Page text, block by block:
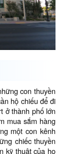
con thuyền
hộ chiếu để đi
ở thành phố lớn
mua sắm hàng
một con kênh
chiếc thuyền
kỹ thuật của họ